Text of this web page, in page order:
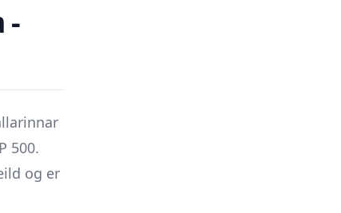
-
500.
og er